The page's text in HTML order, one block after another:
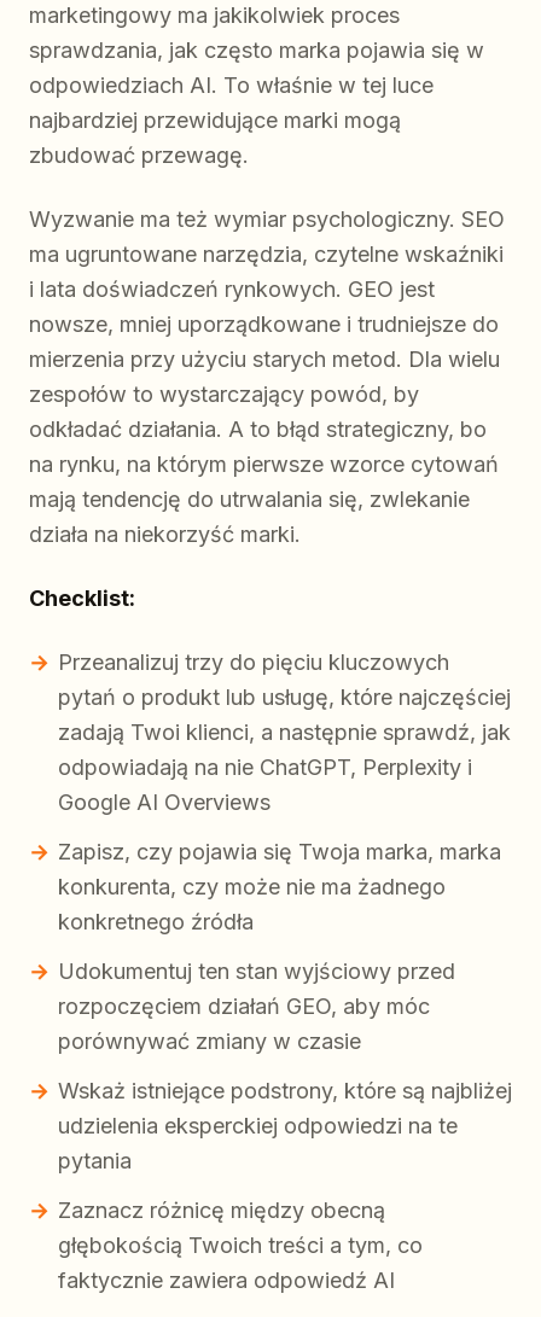
marketingowy ma jakikolwiek proces
sprawdzania, jak często marka pojawia się w
odpowiedziach AI. To właśnie w tej luce
najbardziej przewidujące marki mogą
zbudować przewagę.
Wyzwanie ma też wymiar psychologiczny. SEO
ma ugruntowane narzędzia, czytelne wskaźniki
i lata doświadczeń rynkowych. GEO jest
nowsze, mniej uporządkowane i trudniejsze do
mierzenia przy użyciu starych metod. Dla wielu
zespołów to wystarczający powód, by
odkładać działania. A to błąd strategiczny, bo
na rynku, na którym pierwsze wzorce cytowań
mają tendencję do utrwalania się, zwlekanie
działa na niekorzyść marki.
Checklist:
Przeanalizuj trzy do pięciu kluczowych
pytań o produkt lub usługę, które najczęściej
zadają Twoi klienci, a następnie sprawdź, jak
odpowiadają na nie ChatGPT, Perplexity i
Google AI Overviews
Zapisz, czy pojawia się Twoja marka, marka
konkurenta, czy może nie ma żadnego
konkretnego źródła
Udokumentuj ten stan wyjściowy przed
rozpoczęciem działań GEO, aby móc
porównywać zmiany w czasie
Wskaż istniejące podstrony, które są najbliżej
udzielenia eksperckiej odpowiedzi na te
pytania
Zaznacz różnicę między obecną
głębokością Twoich treści a tym, co
faktycznie zawiera odpowiedź AI